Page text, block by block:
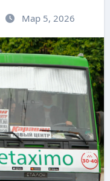
Мар 5, 2026